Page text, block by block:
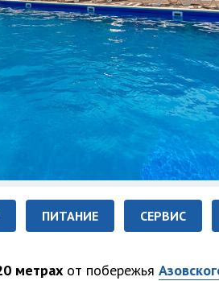
ПИТАНИЕ СЕРВИС
метрахот побережья